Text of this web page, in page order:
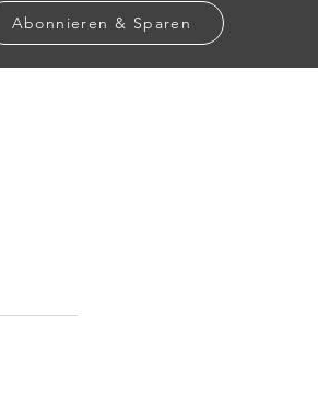
Abonnieren & Sparen